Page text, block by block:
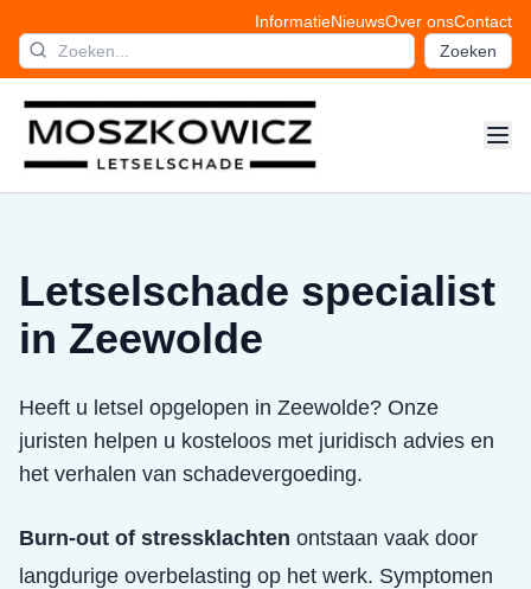
InformatieNieuwsOver onsContact
Zoeken
Letselschade specialist
in Zeewolde
Heeft u letsel opgelopen in Zeewolde? Onze
juristen helpen u kosteloos met juridisch advies en
het verhalen van schadevergoeding.
Burn-out of stressklachten ontstaan vaak door
langdurige overbelasting op het werk. Symptomen